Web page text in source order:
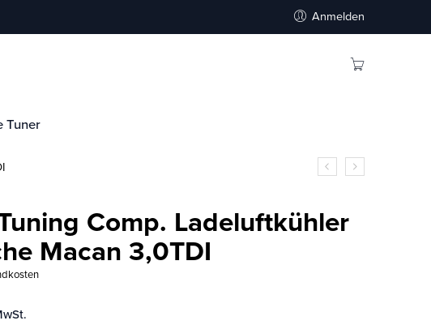
Anmelden
Tuner
Comp. Ladeluftkühler
Macan 3,0TDI